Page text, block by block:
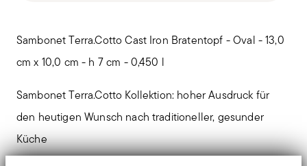
Sambonet Terra.Cotto Cast Iron Bratentopf - Oval - 13,0
cm x 10,0 cm - h 7 cm - 0,450 l
Sambonet Terra.Cotto Kollektion: hoher Ausdruck für
den heutigen Wunsch nach traditioneller, gesunder
Küche